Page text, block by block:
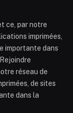
ce, par notre
imprimées,
importante dans
réseau de
de sites
dans la